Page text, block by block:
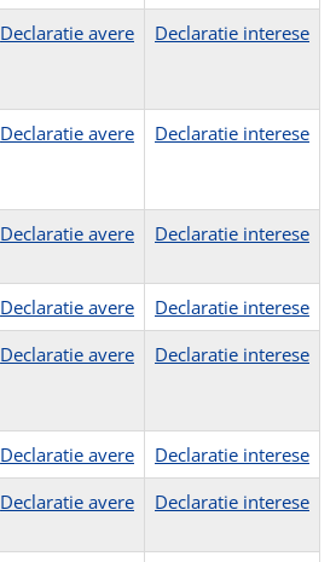
Declaratie avere Declaratie interese
Declaratie avere Declaratie interese
Declaratie avere Declaratie interese
Declaratie avere
Declaratie interese
Declaratie avere Declaratie interese
Declaratie avere
Declaratie interese
Declaratie avere Declaratie interese